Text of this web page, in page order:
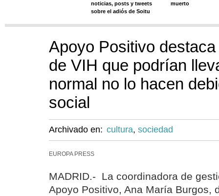
noticias, posts y tweets
sobre el adiós de Soitu
muerto
Apoyo Positivo
de VIH que podrían
normal no lo hacen
social
Archivado en: cultura, sociedad
EUROPA PRESS
MADRID.- La coordinadora de
Apoyo Positivo, Ana María Burgos,